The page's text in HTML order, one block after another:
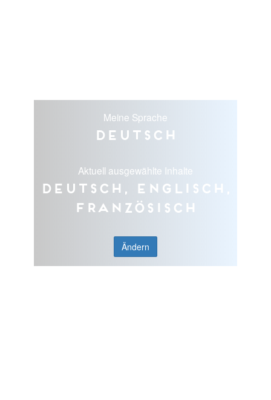
Meine Sprache
Deutsch
Aktuell ausgewählte Inhalte
Deutsch, Englisch,
Französisch
Ändern